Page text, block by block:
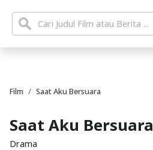
Film Saat Aku Bersuara
Saat Aku Bersuara
Drama